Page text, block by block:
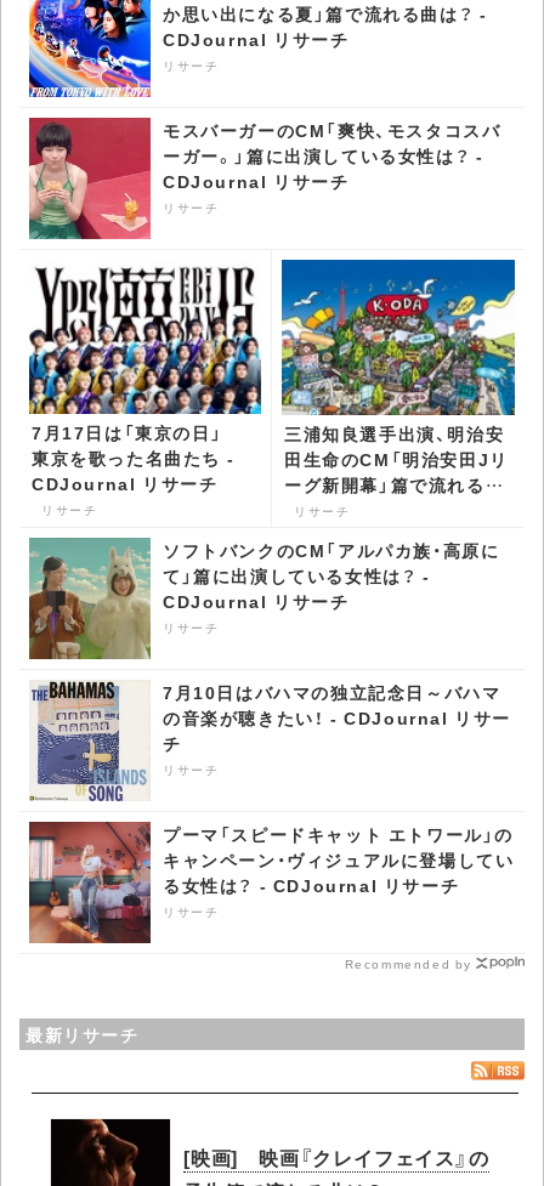
か思い出になる夏」篇で流れる曲は？ -
CDJournal リサーチ
リサーチ
モスバーガーのCM「爽快、モスタコスバ
ーガー。」篇に出演している女性は？ -
CDJournal リサーチ
リサーチ
7月17日は「東京の日」
東京を歌った名曲たち -
CDJournal リサーチ
リサーチ
三浦知良選手出演、明治安
田生命のCM「明治安田Jリ
ーグ新開幕」篇で流れる曲
は？ - CDJournal リサー
リサーチ
ソフトバンクのCM「アルパカ族・高原に
て」篇に出演している女性は？ -
CDJournal リサーチ
リサーチ
7月10日はバハマの独立記念日～バハマ
の音楽が聴きたい！ - CDJournal リサー
チ
リサーチ
プーマ「スピードキャット エトワール」の
キャンペーン・ヴィジュアルに登場してい
る女性は？ - CDJournal リサーチ
リサーチ
Recommended by
最新リサーチ
[映画] 映画『クレイフェイス』の